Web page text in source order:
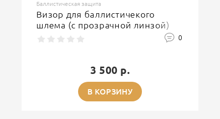
Баллистическая защита
Визор для баллистичекого
шлема (с прозрачной линзой)
0
3 500 р.
В КОРЗИНУ